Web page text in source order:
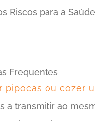
Riscos para a
pipocas ou cozer
a transmitir ao